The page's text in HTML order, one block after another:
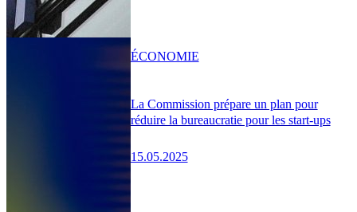
La Commission prépare un plan pour
réduire la bureaucratie pour les start-ups
15.05.2025
ÉCONOMIE